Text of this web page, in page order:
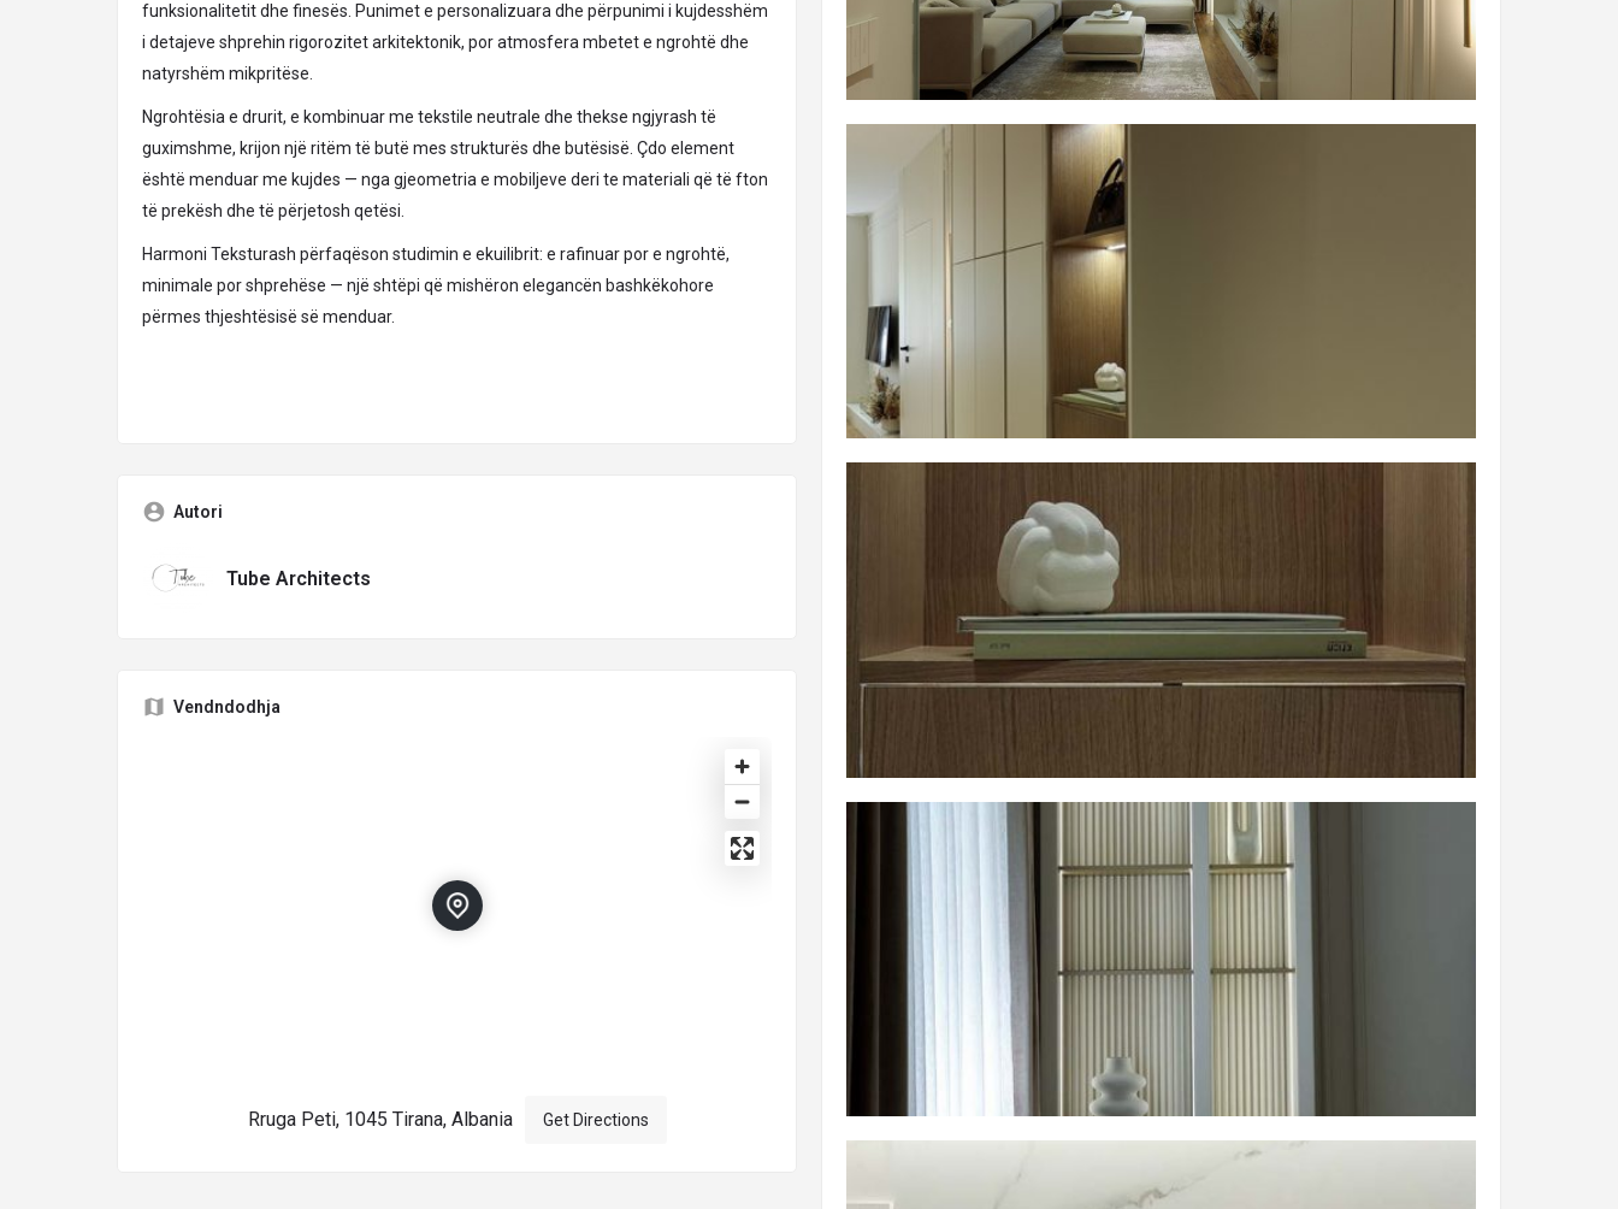
funksionalitetit dhe finesës. Punimet e personalizuara dhe përpunimi i kujdesshëm
i detajeve shprehin rigorozitet arkitektonik, por atmosfera mbetet e ngrohtë dhe
natyrshëm mikpritëse.
Ngrohtësia e drurit, e kombinuar me tekstile neutrale dhe thekse ngjyrash të
guximshme, krijon një ritëm të butë mes strukturës dhe butësisë. Çdo element
është menduar me kujdes — nga gjeometria e mobiljeve deri te materiali që të fton
të prekësh dhe të përjetosh qetësi.
Harmoni Teksturash përfaqëson studimin e ekuilibrit: e rafinuar por e ngrohtë,
minimale por shprehëse — një shtëpi që mishëron elegancën bashkëkohore
përmes thjeshtësisë së menduar.
Autori
Tube Architects
Vendndodhja
Rruga Peti, 1045 Tirana, Albania Get Directions